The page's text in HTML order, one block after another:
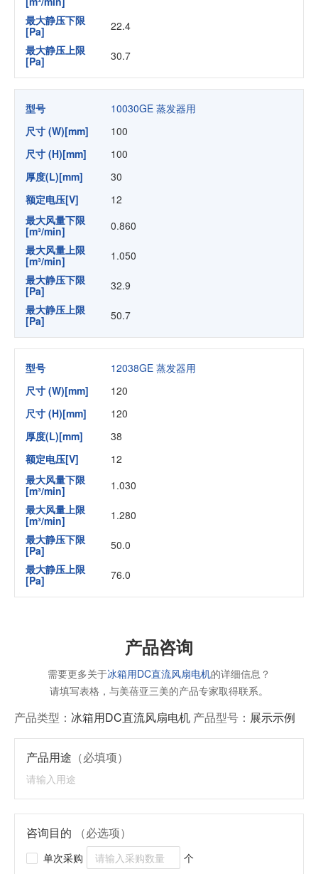
最大静压下限
[Pa]
22.4
最大静压上限
[Pa]
30.7
型号
10030GE 蒸发器用
尺寸 (W)[mm]
100
尺寸 (H)[mm]
100
厚度(L)[mm]
30
额定电压[V]
12
最大风量下限
[m³/min]
0.860
最大风量上限
[m³/min]
1.050
最大静压下限
[Pa]
32.9
最大静压上限
[Pa]
50.7
型号
12038GE 蒸发器用
尺寸 (W)[mm]
120
尺寸 (H)[mm]
120
厚度(L)[mm]
38
额定电压[V]
12
最大风量下限
[m³/min]
1.030
最大风量上限
[m³/min]
1.280
最大静压下限
[Pa]
50.0
最大静压上限
[Pa]
76.0
产品咨询
需要更多关于冰箱用DC直流风扇电机的详细信息？
请填写表格，与美蓓亚三美的产品专家取得联系。
产品类型： 冰箱用DC直流风扇电机 产品型号： 展示示例
产品用途 （必填项）
咨询目的 （必选项）
单次采购 个